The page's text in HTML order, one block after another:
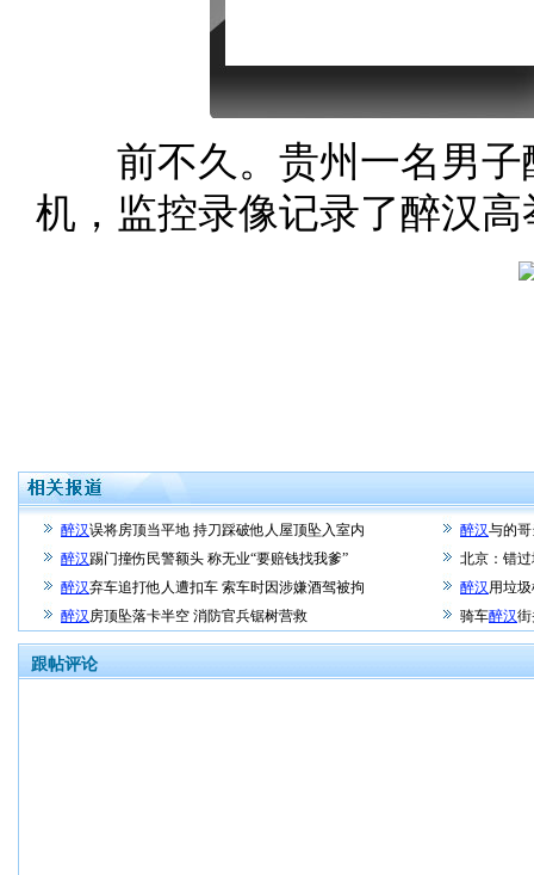
前不久。贵州一名男子
机，监控录像记录了醉汉
醉汉误将房顶当平地 持刀踩破他人屋顶坠入室内 醉汉与的
醉汉踢门撞伤民警额头 称无业“要赔钱找我爹”
北京：错
醉汉弃车追打他人遭扣车 索车时因涉嫌酒驾被拘 醉汉用垃
醉汉房顶坠落卡半空 消防官兵锯树营救 骑车醉汉
跟帖评论